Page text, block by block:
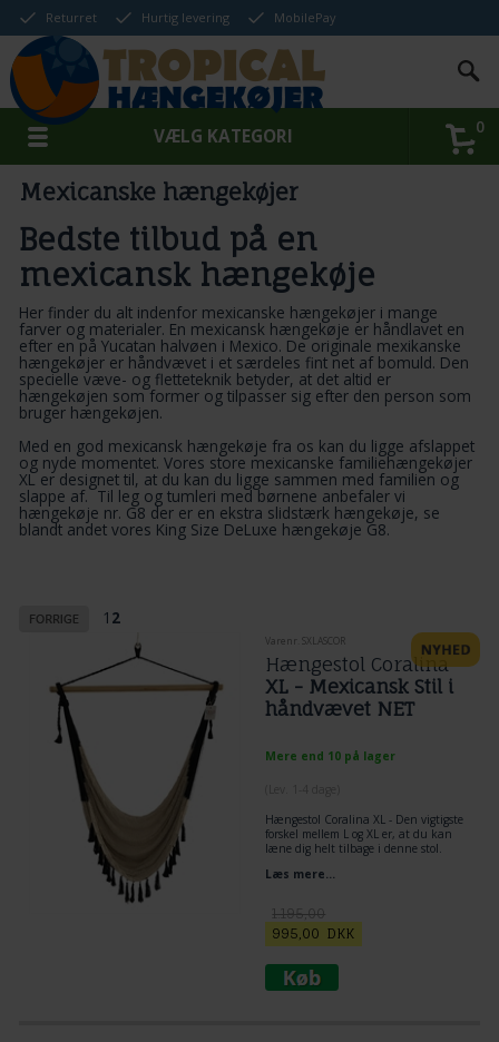
Returret Hurtig levering MobilePay
0
VÆLG KATEGORI
Mexicanske hængekøjer
Bedste tilbud på en
mexicansk hængekøje
Her finder du alt indenfor mexicanske hængekøjer i mange
farver og materialer. En mexicansk hængekøje er håndlavet en
efter en på Yucatan halvøen i Mexico. De originale mexikanske
hængekøjer er håndvævet i et særdeles fintnet af bomuld. Den
specielle væve- og fletteteknik betyder, at det altid er
hængekøjen som former og tilpasser sig efter den person som
bruger hængekøjen.
Med en god mexicansk hængekøje fra os kan du ligge afslappet
og nyde momentet. Vores store mexicanske familiehængekøjer
XL er designet til, at du kan du ligge sammen med familien og
slappe af. Til leg og tumleri med børnene anbefaler vi
hængekøje nr. G8 der er en ekstra slidstærk hængekøje, se
blandt andet vores King Size DeLuxe hængekøje G8.
1 2
Varenr. SXLASCOR
Hængestol Coralina
XL - Mexicansk Stil i
håndvævet NET
Mere end 10 på lager
Hængestol Coralina XL - Den vigtigste
forskel mellem L og XL er, at du kan
læne dig helt tilbage i denne stol.
Er den mest komfortable NET
små rum, da du kun har brug for ét
ophængningspunkt. Smukt
dekorativt stykke til en veranda,
hængende i et træ osv. Den ekstra
store stol har mere materiale og
breder sig længere end den standard
hængestol, hvilket giver mere plads
Læs mere...
1.195,00
995,00 DKK